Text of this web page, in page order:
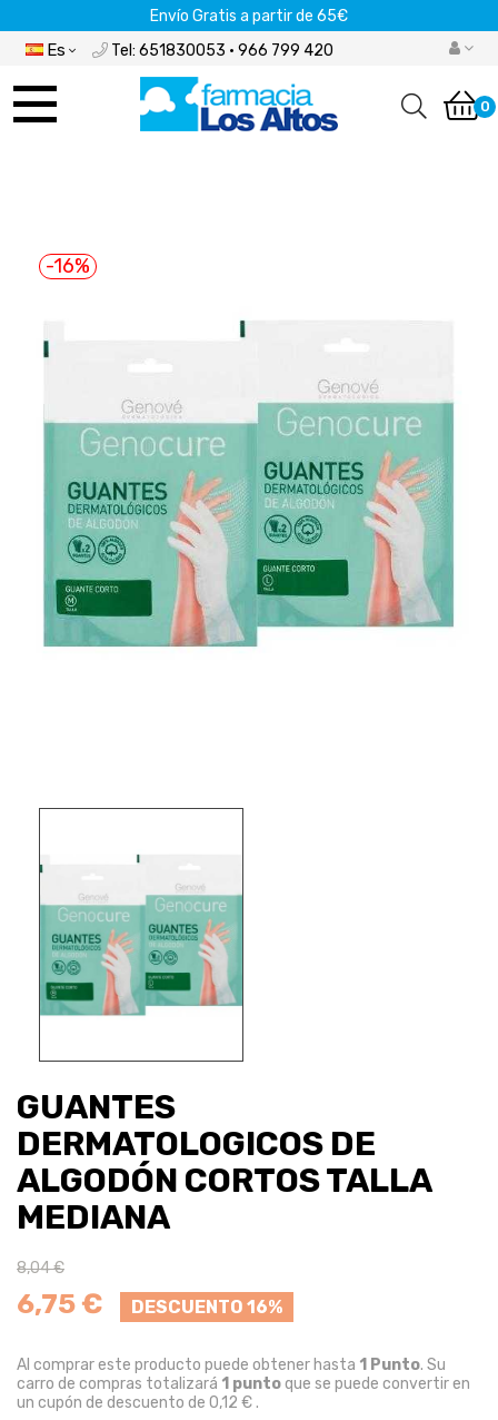
Envío Gratis a partir de 65€
Es Tel: 651830053 · 966 799 420
Navegación 0
-16%
GUANTES
DERMATOLOGICOS DE
ALGODÓN CORTOS TALLA
MEDIANA
8,04 €
6,75 € DESCUENTO 16%
Al comprar este producto puede obtener hasta 1 Punto. Su
carro de compras totalizará 1 puntoque se puede convertir en
un cupón de descuento de 0,12 €.